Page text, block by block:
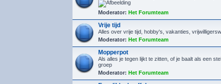
Moderator: Het Forumteam
Vrije tijd
Alles over vrije tijd, hobby's, vakanties,
Moderator: Het Forumteam
Mopperpot
Als alles je tegen lijkt te zitten, of je baalt als een
groep
Moderator: Het Forumteam